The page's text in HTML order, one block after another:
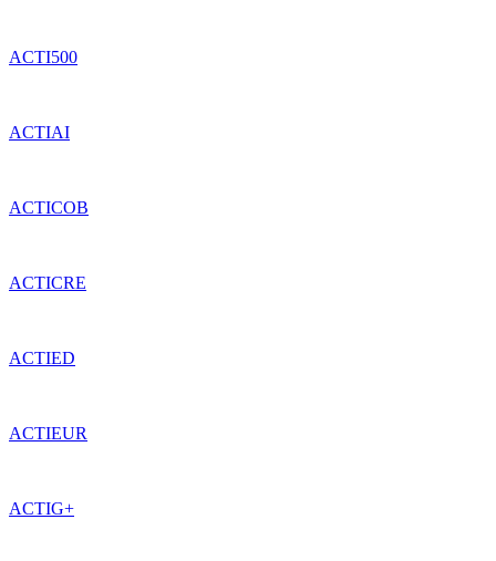
ACTI500
ACTIAI
ACTICOB
ACTICRE
ACTIED
ACTIEUR
ACTIG+